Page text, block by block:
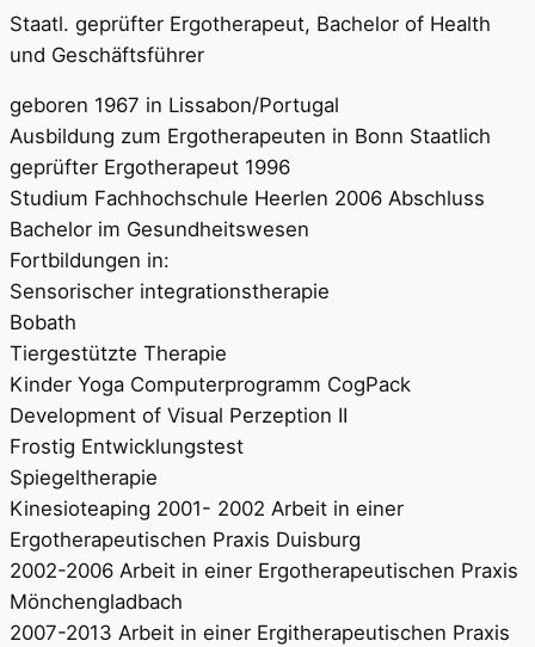
Staatl. geprüfter Ergotherapeut, Bachelor of Health
und Geschäftsführer
geboren 1967 in Lissabon/Portugal
Ausbildung zum Ergotherapeuten in Bonn Staatlich
geprüfter Ergotherapeut 1996
Studium Fachhochschule Heerlen 2006 Abschluss
Bachelor im Gesundheitswesen
Fortbildungen in:
Sensorischer integrationstherapie
Bobath
Tiergestützte Therapie
Kinder Yoga Computerprogramm CogPack
Development of Visual Perzeption II
Frostig Entwicklungstest
Spiegeltherapie
Kinesioteaping 2001- 2002 Arbeit in einer
Ergotherapeutischen Praxis Duisburg
2002-2006 Arbeit in einer Ergotherapeutischen Praxis
Mönchengladbach
2007-2013 Arbeit in einer Ergitherapeutischen Praxis